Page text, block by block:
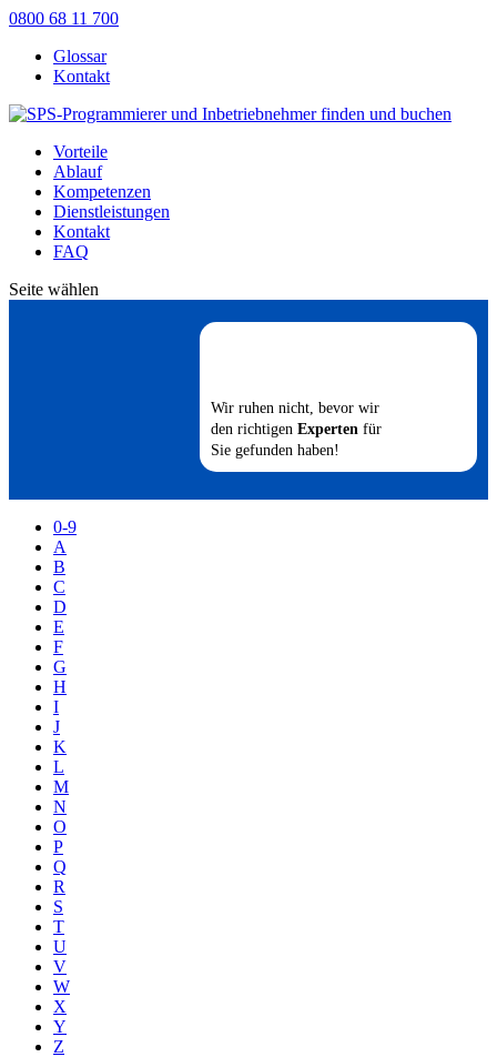
0800 68 11 700
Glossar
Kontakt
Vorteile
Ablauf
Kompetenzen
Dienstleistungen
Kontakt
FAQ
Seite wählen
Wir ruhen nicht, bevor wir
den richtigen Experten für
Sie gefunden haben!
0-9
A
B
C
D
E
F
G
H
I
J
K
L
M
N
O
P
Q
R
S
T
U
V
W
X
Y
Z